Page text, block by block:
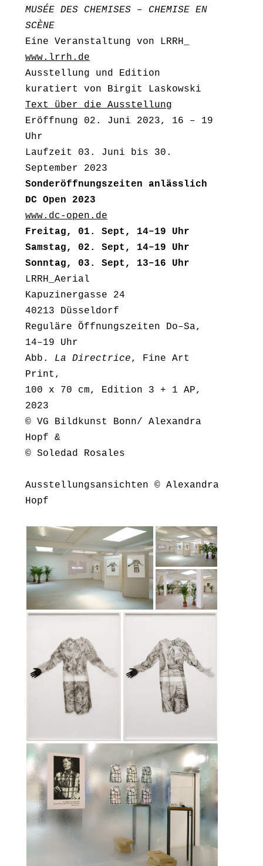
MUSÉE DES CHEMISES – CHEMISE EN
SCÈNE
Eine Veranstaltung von LRRH_
www.lrrh.de
Ausstellung und Edition
kuratiert von Birgit Laskowski
Text über die Ausstellung
Eröffnung 02. Juni 2023, 16 – 19
Uhr
Laufzeit 03. Juni bis 30.
September 2023
Sonderöffnungszeiten anlässlich
DC Open 2023
www.dc-open.de
Freitag, 01. Sept, 14–19 Uhr
Samstag, 02. Sept, 14–19 Uhr
Sonntag, 03. Sept, 13–16 Uhr
LRRH_Aerial
Kapuzinergasse 24
40213 Düsseldorf
Reguläre Öffnungszeiten Do–Sa,
14–19 Uhr
Abb. La Directrice, Fine Art
Print,
100 x 70 cm, Edition 3 + 1 AP,
2023
© VG Bildkunst Bonn/ Alexandra
Hopf &
© Soledad Rosales
Ausstellungsansichten © Alexandra
Hopf